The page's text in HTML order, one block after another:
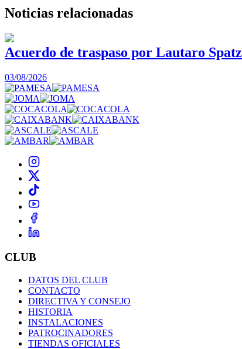
Noticias relacionadas
Acuerdo de traspaso por Lautaro Spatz
03/08/2026
CLUB
DATOS DEL CLUB
CONTACTO
DIRECTIVA Y CONSEJO
HISTORIA
INSTALACIONES
PATROCINADORES
TIENDAS OFICIALES